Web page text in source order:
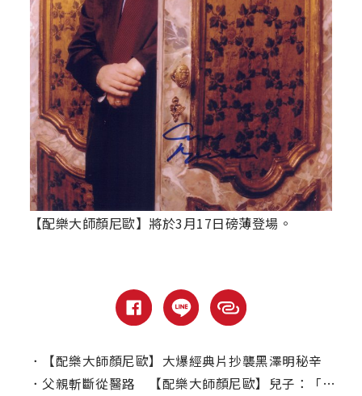
【配樂大師顏尼歐】將於3月17日磅薄登場。
．
【配樂大師顏尼歐】大爆經典片抄襲黑澤明秘辛
． 父親斬斷從醫路 【配樂大師顏尼歐】兒子：「多虧爺爺」